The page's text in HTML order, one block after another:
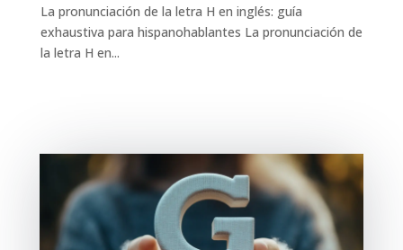
La pronunciación de la letra H en inglés: guía
exhaustiva para hispanohablantes La pronunciación de
la letra H en...